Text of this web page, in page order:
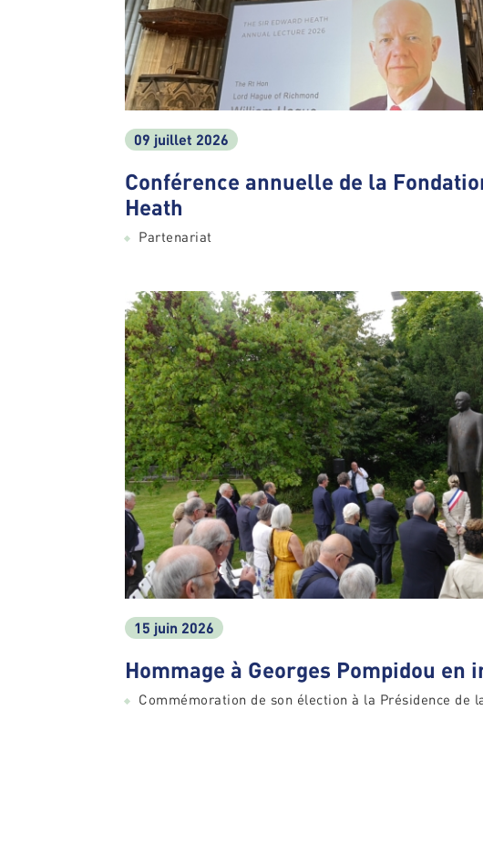
09 juillet 2026
Conférence annuelle de la
Heath
Partenariat
15 juin 2026
Hommage à Georges Pompidou en
Commémoration de son élection à la Présidence de